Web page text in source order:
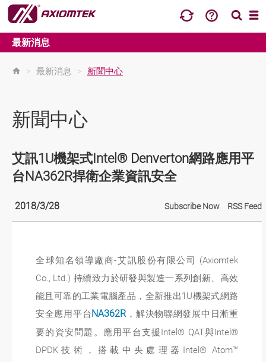
最新消息
> 最新消息 > 新聞中心
新聞中心
艾訊1U機架式Intel® Denverton網路應用平
台NA362R捍衛企業資訊安全
2018/3/28 Subscribe Now RSS Feed
全球知名領導廠商-艾訊股份有限公司 (Axiomtek
Co., Ltd.) 持續致力於研發與製造一系列創新、高效
能且可靠的工業電腦產品，全新推出1U機架式網路
安全應用平台 NA362R ，解決物聯網發展中日漸重
要的資安問題。應用平台支援Intel® QAT與Intel®
DPDK技術，搭載中央處理器Intel® Atom™